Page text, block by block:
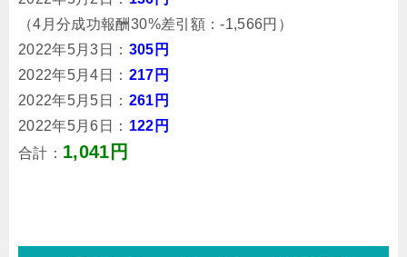
（4月分成功報酬30%差引額：-1,566円）
2022年5月3日： 305円
2022年5月4日： 217円
2022年5月5日： 261円
2022年5月6日： 122円
合計： 1,041円